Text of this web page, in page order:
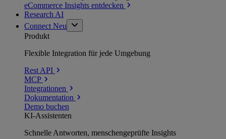
eCommerce Insights entdecken
Research AI
Connect Neu
Produkt
Flexible Integration für jede Umgebung
Rest API
MCP
Integrationen
Dokumentation
Demo buchen
KI-Assistenten
Schnelle Antworten, menschengeprüfte Insights